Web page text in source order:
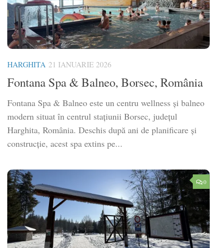
HARGHITA 21 IANUARIE 2026
Fontana Spa & Balneo, Borsec, România
Fontana Spa & Balneo este un centru wellness și balneo
modern situat în centrul stațiunii Borsec, județul
Harghita, România. Deschis după ani de planificare și
construcție, acest spa extins pe...
0